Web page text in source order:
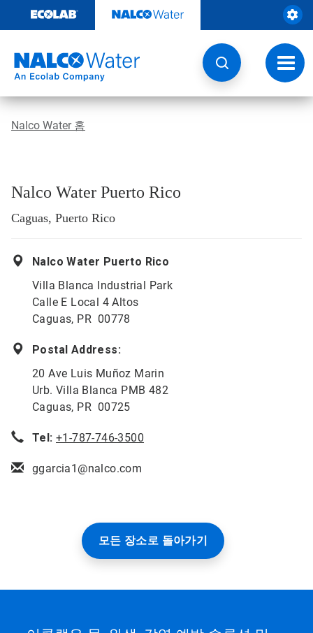
츠
기
토
글
내
비
Nalco Water 홈
Nalco Water Puerto Rico
Caguas, Puerto Rico
Nalco Water Puerto Rico
Villa Blanca Industrial Park
Calle E Local 4 Altos
Caguas, PR 00778
Postal Address:
20 Ave Luis Muñoz Marin
Urb. Villa Blanca PMB 482
Caguas, PR 00725
Tel: +1-787-746-3500
ggarcia1@nalco.com
모든 장소로 돌아가기